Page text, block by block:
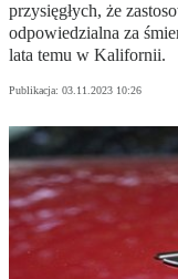
przysięgłych, że
odpowiedzialna za
lata temu w Kalifornii.
Publikacja: 03.11.2023 10:26